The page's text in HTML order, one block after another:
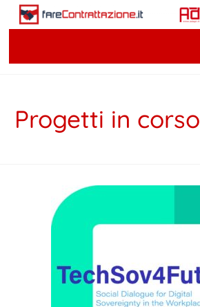
Progetti in corso